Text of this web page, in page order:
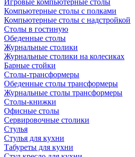
Игровые компьютерные столы
Компьютерные столы с полками
Компьютерные столы с надстройкой
Столы в гостиную
Обеденные столы
Журнальные столики
Журнальные столики на колесиках
Барные стойки
Столы-трансформеры
Обеденные столы трансформеры
Журнальные столы трансформеры
Столы-книжки
Офисные столы
Сервировочные столики
Стулья
Стулья для кухни
Табуреты для кухни